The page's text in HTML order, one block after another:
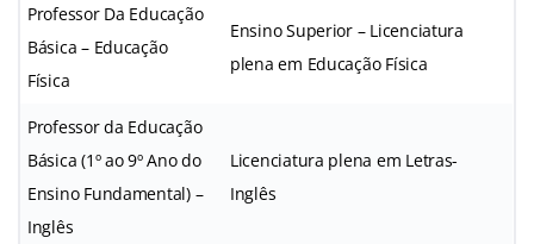
Professor Da Educação
Básica – Educação
Física
Ensino Superior – Licenciatura
plena em Educação Física
Professor da Educação
Básica (1º ao 9º Ano do
Ensino Fundamental) –
Inglês
Licenciatura plena em Letras-
Inglês